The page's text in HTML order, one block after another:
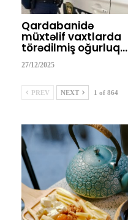
Qardabanidə
müxtəlif vaxtlarda
törədilmiş oğurluq…
27/12/2025
PREV NEXT 1 of 864